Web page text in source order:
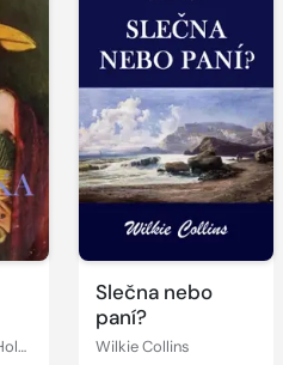
Elisabeth Sanxay Holding
Slečna nebo
paní?
Wilkie Collins